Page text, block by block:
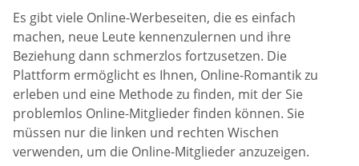
Es gibt viele Online-Werbeseiten, die es einfach
machen, neue Leute kennenzulernen und ihre
Beziehung dann schmerzlos fortzusetzen. Die
Plattform ermöglicht es Ihnen, Online-Romantik zu
erleben und eine Methode zu finden, mit der Sie
problemlos Online-Mitglieder finden können. Sie
müssen nur die linken und rechten Wischen
verwenden, um die Online-Mitglieder anzuzeigen.